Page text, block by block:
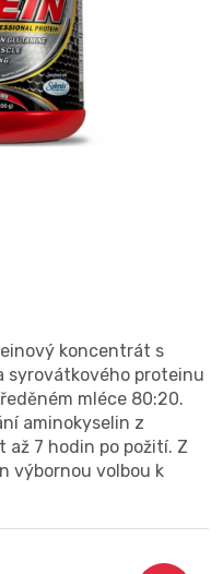
koncentrát s
syrovátkového proteinu
mléce 80:20.
aminokyselin z
7 hodin po požití. Z
výbornou volbou k